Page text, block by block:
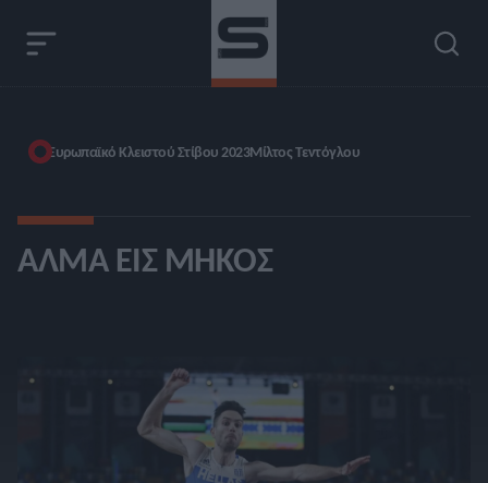
Ευρωπαϊκό Κλειστού Στίβου 2023Μίλτος Τεντόγλου
ΆΛΜΑ ΕΙΣ ΜΉΚΟΣ